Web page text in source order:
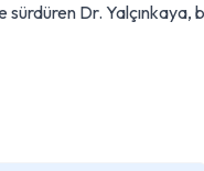
sürdüren Dr.